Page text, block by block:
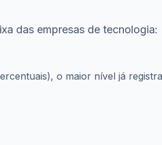
das empresas de tecnologia:
o maior nível já